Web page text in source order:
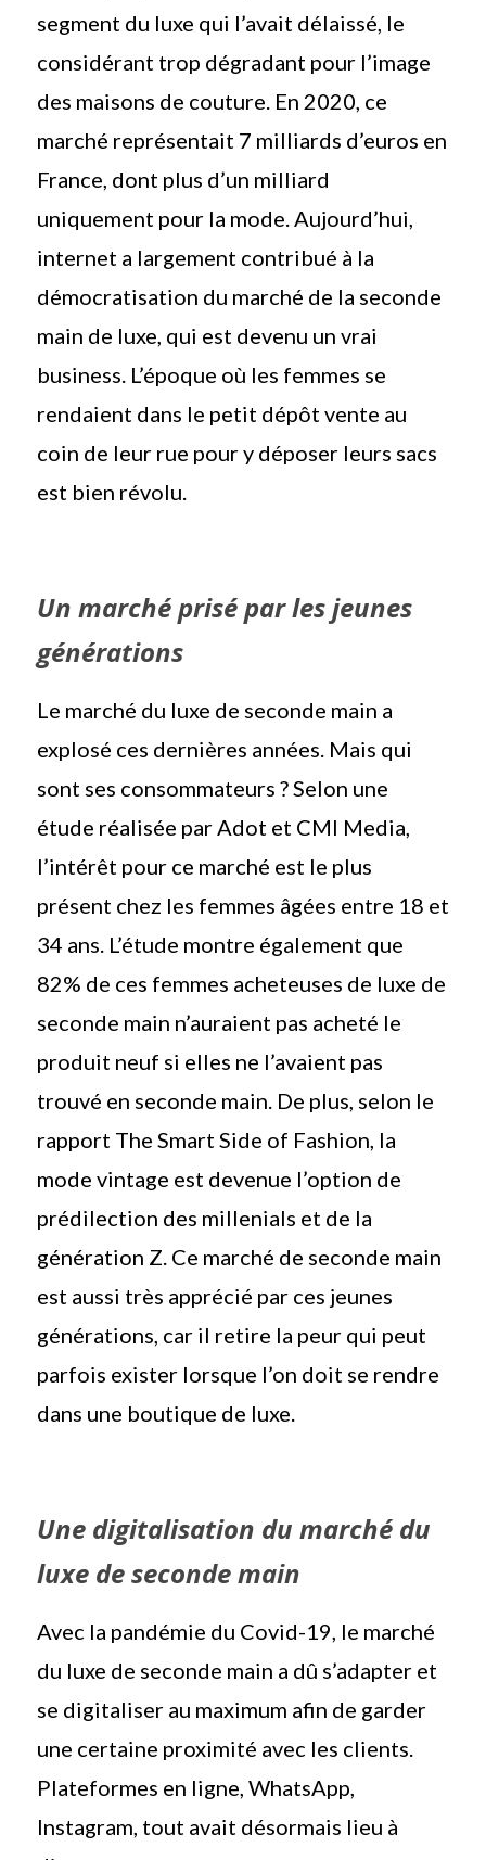
segment du luxe qui l’avait délaissé, le
considérant trop dégradant pour l’image
des maisons de couture. En 2020, ce
marché représentait 7 milliards d’euros en
France, dont plus d’un milliard
uniquement pour la mode. Aujourd’hui,
internet a largement contribué à la
démocratisation du marché de la seconde
main de luxe, qui est devenu un vrai
business. L’époque où les femmes se
rendaient dans le petit dépôt vente au
coin de leur rue pour y déposer leurs sacs
est bien révolu.
Un marché prisé par les jeunes
générations
Le marché du luxe de seconde main a
explosé ces dernières années. Mais qui
sont ses consommateurs ? Selon une
étude réalisée par Adot et CMI Media,
l’intérêt pour ce marché est le plus
présent chez les femmes âgées entre 18 et
34 ans. L’étude montre également que
82% de ces femmes acheteuses de luxe de
seconde main n’auraient pas acheté le
produit neuf si elles ne l’avaient pas
trouvé en seconde main. De plus, selon le
rapport The Smart Side of Fashion, la
mode vintage est devenue l’option de
prédilection des millenials et de la
génération Z. Ce marché de seconde main
est aussi très apprécié par ces jeunes
générations, car il retire la peur qui peut
parfois exister lorsque l’on doit se rendre
dans une boutique de luxe.
Une digitalisation du marché du
luxe de seconde main
Avec la pandémie du Covid-19, le marché
du luxe de seconde main a dû s’adapter et
se digitaliser au maximum afin de garder
une certaine proximité avec les clients.
Plateformes en ligne, WhatsApp,
Instagram, tout avait désormais lieu à